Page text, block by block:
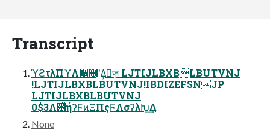
Transcript
ϓϩτλΠϓΛ੡඼ʹ͢Δٕज़ LJTIJLBXBLBUTVNJ
!LJTIJLBXBLBUTVNJ!IBDIZEFSNJP
LJTIJLBXBLBUTVNJ
0$3Λ࢖ͬͯήʔϜͷΞΠςϜΛσʔλԽ͢Δ
None